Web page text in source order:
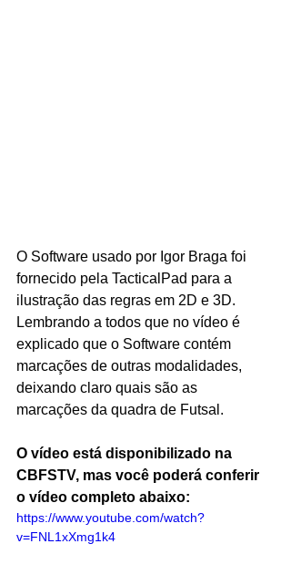
O Software usado por Igor Braga foi
fornecido pela TacticalPad para a
ilustração das regras em 2D e 3D.
Lembrando a todos que no vídeo é
explicado que o Software contém
marcações de outras modalidades,
deixando claro quais são as
marcações da quadra de Futsal.
O vídeo está disponibilizado na
CBFSTV, mas você poderá conferir
o vídeo completo abaixo:
https://www.youtube.com/watch?
v=FNL1xXmg1k4